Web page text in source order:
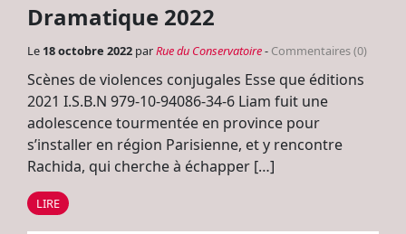
Dramatique 2022
Le 18 octobre 2022 parRue du Conservatoire- Commentaires (0)
Scènes de violences conjugales Esse que éditions
2021 I.S.B.N 979-10-94086-34-6 Liam fuit une
adolescence tourmentée en province pour
s’installer en région Parisienne, et y rencontre
Rachida, qui cherche à échapper […]
LIRE